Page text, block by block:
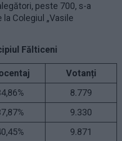
peste 700, s-a
Colegiul „Vasile
Fălticeni
Votanți
8.779
9.330
9.871